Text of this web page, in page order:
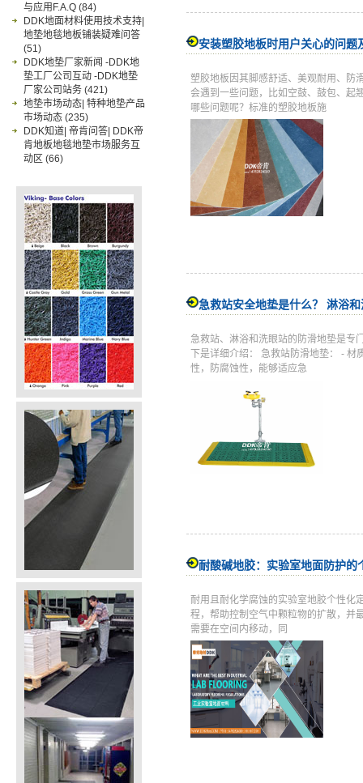
与应用F.A.Q (84)
DDK地面材料使用技术支持|
地垫地毯地板铺装疑难问答
(51)
DDK地垫厂家新闻 -DDK地
垫工厂公司互动 -DDK地垫
厂家公司站务 (421)
地垫市场动态| 特种地垫产品
市场动态 (235)
DDK知道| 帝肯问答| DDK帝
肯地板地毯地垫市场服务互
动区 (66)
安装塑胶地板时用户关心的问题
塑胶地板因其脚感舒适、美观耐用、防
会遇到一些问题，比如空鼓、鼓包、起
哪些问题呢？标准的塑胶地板施
急救站安全地垫是什么？ 淋浴
急救站、淋浴和洗眼站的防滑地垫是专
下是详细介绍： 急救站防滑地垫： -
性，防腐蚀性，能够适应急
耐酸碱地胶：实验室地面防护
耐用且耐化学腐蚀的实验室地胶个性化
程，帮助控制空气中颗粒物的扩散，并
需要在空间内移动，同